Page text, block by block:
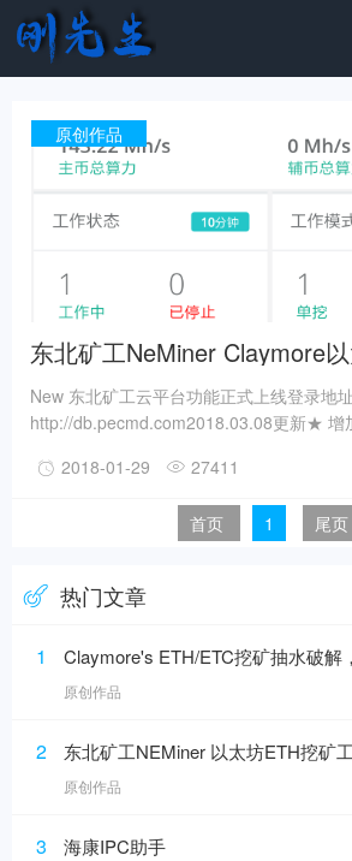
原创作品
东北矿工NeMiner Claymore
工具返/反抽水/N卡自动超频
New 东北矿工云平台功能正式上线登录地址
http://db.pecmd.com2018.03.08更新★ 增
次抽水中的6次作为维护开发费用,绝无额外
志可以记录具体抽水时间和抽水的钱包地
于支持东北矿工的下载地址
2018-01-29 27411
首页 1 尾页
热门文章
1 Claymore's ETH/ETC挖矿抽水破解
原创作品
2 东北矿工NEMiner 以太坊ETH挖矿
原创作品
3 海康IPC助手